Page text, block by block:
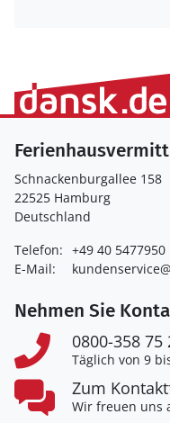
Schnackenburgallee 158
22525 Hamburg
Deutschland
Telefon: +49 40 5477950
E-Mail:
Nehmen Sie
0800-358 75
Täglich von 9
Zum
Wir freuen uns